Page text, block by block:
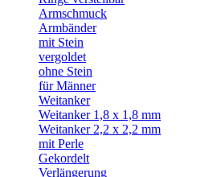
Armschmuck
Armbänder
mit Stein
vergoldet
ohne Stein
für Männer
Weitanker
Weitanker 1,8 x 1,8 mm
Weitanker 2,2 x 2,2 mm
mit Perle
Gekordelt
Verlängerung